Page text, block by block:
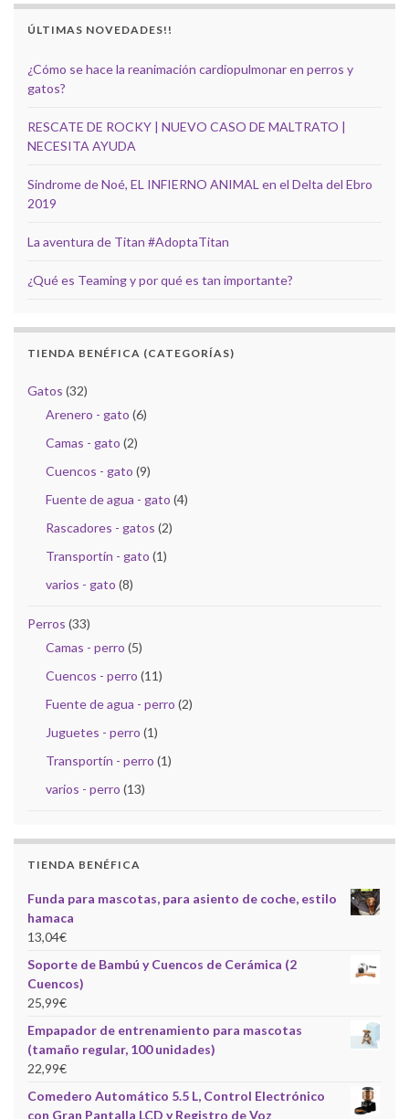
ÚLTIMAS NOVEDADES!!
¿Cómo se hace la reanimación cardiopulmonar en perros y
gatos?
RESCATE DE ROCKY | NUEVO CASO DE MALTRATO |
NECESITA AYUDA
Sindrome de Noé, EL INFIERNO ANIMAL en el Delta del Ebro
2019
La aventura de Titan #AdoptaTitan
¿Qué es Teaming y por qué es tan importante?
TIENDA BENÉFICA (CATEGORÍAS)
Gatos (32)
Arenero - gato (6)
Camas - gato (2)
Cuencos - gato (9)
Fuente de agua - gato (4)
Rascadores - gatos (2)
Transportín - gato (1)
varios - gato (8)
Perros (33)
Camas - perro (5)
Cuencos - perro (11)
Fuente de agua - perro (2)
Juguetes - perro (1)
Transportín - perro (1)
varios - perro (13)
TIENDA BENÉFICA
Funda para mascotas, para asiento de coche, estilo
hamaca
13,04€
Soporte de Bambú y Cuencos de Cerámica (2
Cuencos)
25,99€
Empapador de entrenamiento para mascotas
(tamaño regular, 100 unidades)
22,99€
Comedero Automático 5.5 L, Control Electrónico
con Gran Pantalla LCD y Registro de Voz